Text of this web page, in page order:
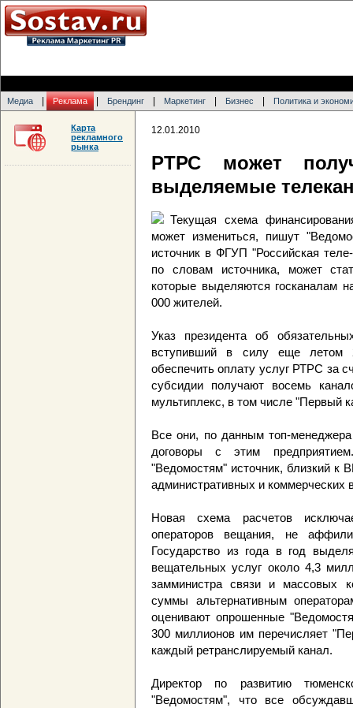
Медиа Реклама Брендинг Маркетинг Бизнес Политика и
12.01.2010
РТРС может
выделяемые
Текущая схема
может измениться, пишут
источник в ФГУП "Российская
по словам источника, может
которые выделяются госканалам
000 жителей.
Указ президента об
вступивший в силу еще летом
обеспечить оплату услуг РТРС за
субсидии получают восемь
мультиплекс, в том числе "Первый
Все они, по данным топ-
договоры с этим
"Ведомостям" источник, близкий к
административных и коммерческих
Новая схема расчетов
операторов вещания, не
Государство из года в год
вещательных услуг около 4,3
замминистра связи и массовых
суммы альтернативным
оценивают опрошенные
300 миллионов им перечисляет
каждый ретранслируемый канал.
Директор по развитию
"Ведомостям", что все
Карта
рекламного
рынка